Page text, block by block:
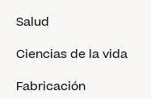
Salud
Ciencias de la vida
Fabricación